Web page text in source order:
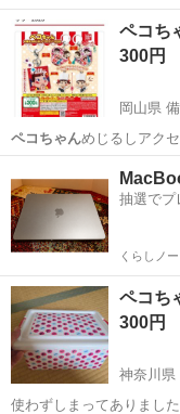
神奈川
ペコち
300円
岡山県
ペコちゃんめじるしアク
抽選でプ
くらしノー
ペコち
300円
神奈川県
使わずしまってありまし